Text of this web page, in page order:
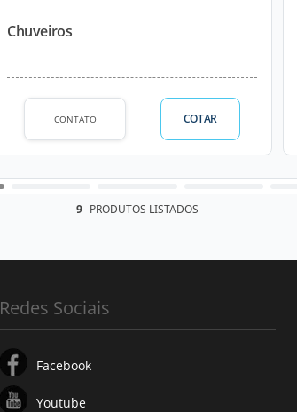
Chuveiros
CONTATO COTAR
9 PRODUTOS LISTADOS
Redes Sociais
Facebook
Youtube